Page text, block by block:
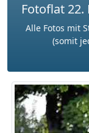
Fotoflat
Alle Fotos mit
(somit